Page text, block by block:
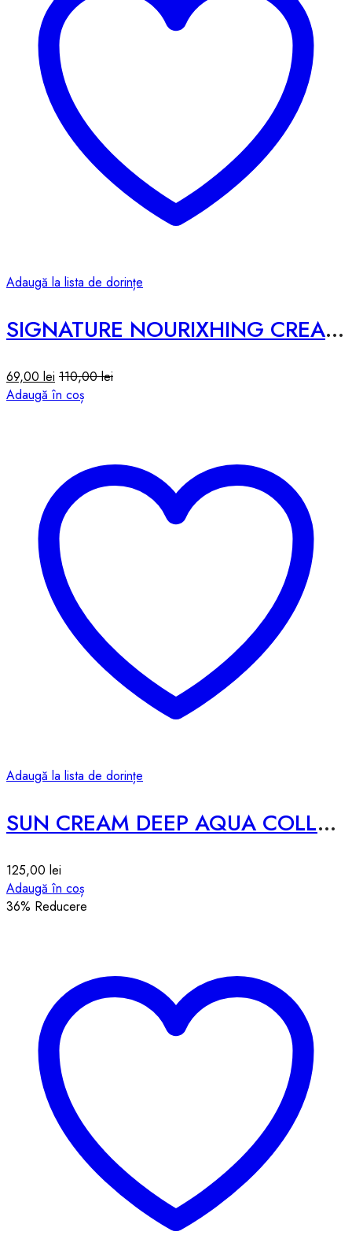
Adaugă la lista de dorințe
SIGNATURE NOURIXHING CREAM #MICROBIOME – 50ml
69,00 lei 110,00lei
Adaugă în coș
Adaugă la lista de dorințe
SUN CREAM DEEP AQUA COLLAGEN SUN CREAM – 50g
125,00 lei
Adaugă în coș
36% Reducere